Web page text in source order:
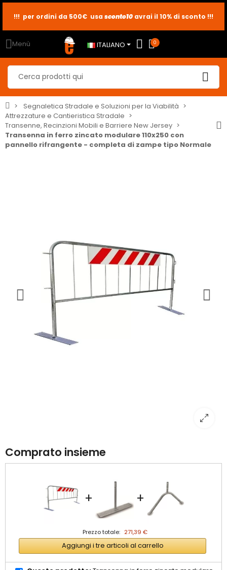
sconto2
sconto5
!!! per ordini da 500€ usa sconto10 avrai il 10% di sconto !!!
Menù ITALIANO 0
Segnaletica Stradale e Soluzioni per la Viabilità
Attrezzature e Cantieristica Stradale
Transenne, Recinzioni Mobili e Barriere New Jersey
Transenna in ferro zincato modulare 110x250 con
pannello rifrangente - completa di zampe tipo Normale
Comprato insieme
+ +
Prezzo totale: 271,39 €
Aggiungi i tre articoli al carrello